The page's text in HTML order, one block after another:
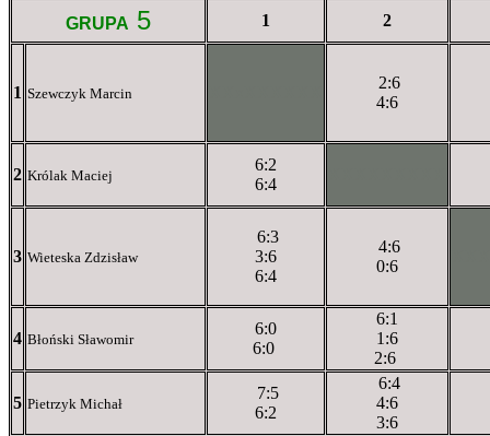
GRUPA 5 1 2
1 Szewczyk Marcin
2:6
4:6
2 Królak Maciej
6:2
6:4
3 Wieteska Zdzisław
6:3
3:6
6:4
4:6
0:6
4 Błoński Sławomir
6:0
6:0
6:1
1:6
2:6
5 Pietrzyk Michał
7:5
6:2
6:4
4:6
3:6